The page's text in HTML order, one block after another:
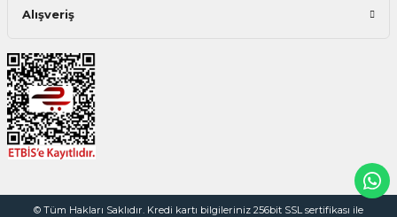
Alışveriş
© Tüm Hakları Saklıdır. Kredi kartı bilgileriniz 256bit SSL sertifikası ile